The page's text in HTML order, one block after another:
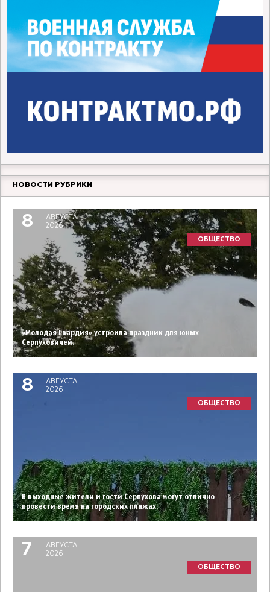
НОВОСТИ РУБРИКИ
8
АВГУСТА
2026
ОБЩЕСТВО
«Молодая Гвардия» устроила праздник для юных
Серпуховичей.
8
АВГУСТА
2026
ОБЩЕСТВО
В выходные жители и гости Серпухова могут отлично
провести время на городских пляжах.
7
АВГУСТА
2026
ОБЩЕСТВО